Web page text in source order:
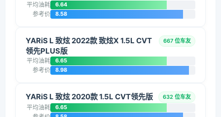
平均油耗 6.64
参考价 8.58
YARiS L 致炫 2022款 致炫X 1.5L CVT
领先PLUS版
667 位车友
平均油耗 6.65
参考价 8.98
YARiS L 致炫 2020款 1.5L CVT领先版 632 位车友
平均油耗 6.65